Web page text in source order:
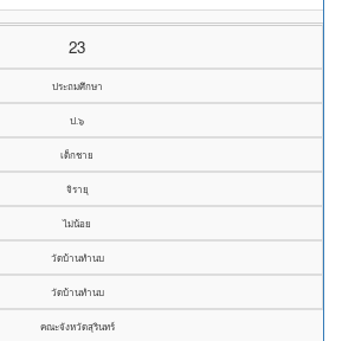
23
ประถมศึกษา
ป.๖
เด็กชาย
จิรายุ
ไม่น้อย
วัดบ้านทำนบ
วัดบ้านทำนบ
คณะจังหวัดสุรินทร์